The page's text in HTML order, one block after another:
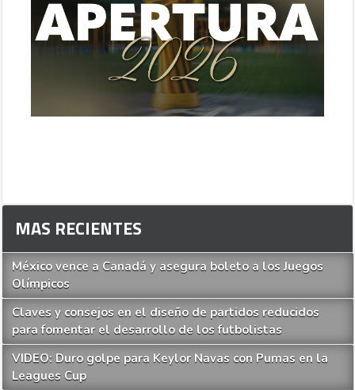
MAS RECIENTES
México vence a Canadá y asegura boleto a los Juegos
Olímpicos
Claves y consejos en el diseño de partidos reducidos
para fomentar el desarrollo de los futbolistas
VIDEO: Duro golpe para Keylor Navas con Pumas en la
Leagues Cup